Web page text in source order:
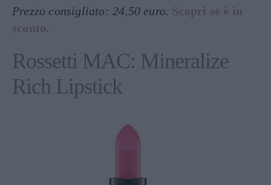
Prezzo consigliato: 24,50 euro. Scopri se è in
sconto.
Rossetti MAC: Mineralize
Rich Lipstick